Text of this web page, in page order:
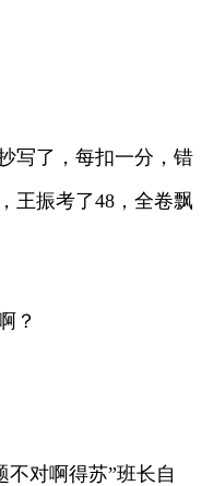
写了，每扣一分，错
王振考了48，全卷飘
？
不对啊得苏”班长自